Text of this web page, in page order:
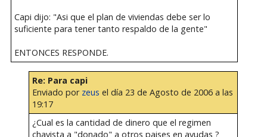
Capi dijo: "Asi que el plan de viviendas debe ser lo
suficiente para tener tanto respaldo de la gente"
ENTONCES RESPONDE.
Re: Para capi
Enviado por zeus el día 23 de Agosto de 2006 a las
19:17
¿Cual es la cantidad de dinero que el regimen
chavista a "donado" a otros paises en ayudas ?